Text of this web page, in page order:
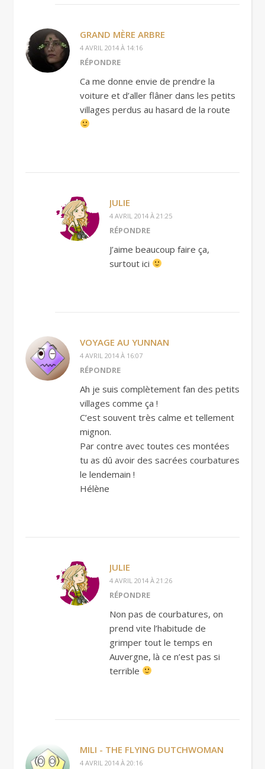
GRAND MÈRE ARBRE
4 AVRIL 2014 À 14:16
RÉPONDRE
Ca me donne envie de prendre la
voiture et d’aller flâner dans les petits
villages perdus au hasard de la route
JULIE
4 AVRIL 2014 À 21:25
RÉPONDRE
J’aime beaucoup faire ça,
surtout ici
VOYAGE AU YUNNAN
4 AVRIL 2014 À 16:07
RÉPONDRE
Ah je suis complètement fan des petits
villages comme ça !
C’est souvent très calme et tellement
mignon.
Par contre avec toutes ces montées
tu as dû avoir des sacrées courbatures
le lendemain !
Hélène
JULIE
4 AVRIL 2014 À 21:26
RÉPONDRE
Non pas de courbatures, on
prend vite l’habitude de
grimper tout le temps en
Auvergne, là ce n’est pas si
terrible
MILI - THE FLYING DUTCHWOMAN
4 AVRIL 2014 À 20:16